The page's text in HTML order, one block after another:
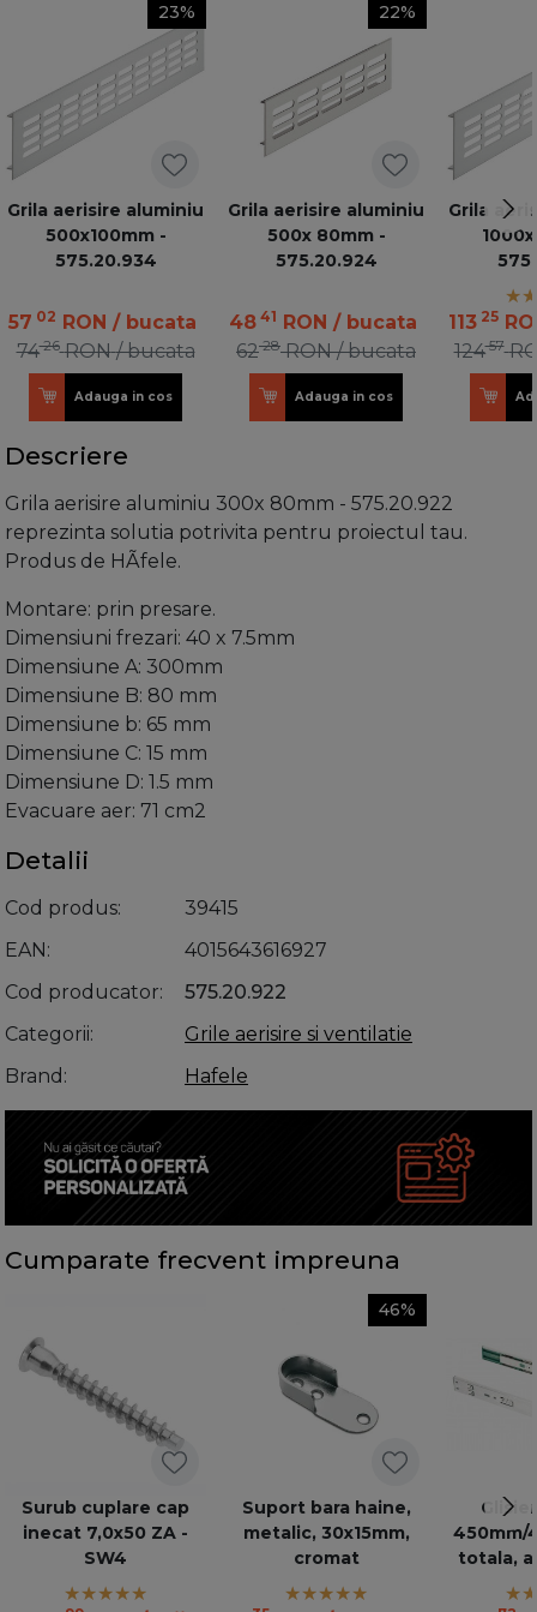
23%
Grila aerisire aluminiu
500x100mm -
575.20.934
57 02 RON / bucata
7426 RON / bucata
Adauga in cos
22%
Grila aerisire aluminiu
500x 80mm -
575.20.924
48 41 RON / bucata
6228 RON / bucata
Adauga in cos
Grila
113 25
12457
Descriere
Grila aerisire aluminiu 300x 80mm - 575.20.922
reprezinta solutia potrivita pentru proiectul tau.
Produs de HÃfele.
Montare: prin presare.
Dimensiuni frezari: 40 x 7.5mm
Dimensiune A: 300mm
Dimensiune B: 80 mm
Dimensiune b: 65 mm
Dimensiune C: 15 mm
Dimensiune D: 1.5 mm
Evacuare aer: 71 cm2
Detalii
Cod produs
39415
EAN
4015643616927
Cod producator
575.20.922
Categorii
Grile aerisire si ventilatie
Brand
Hafele
Cumparate frecvent impreuna
Surub cuplare cap
inecat 7,0x50 ZA -
SW4
46%
Suport bara haine,
metalic, 30x15mm,
cromat
450mm/
totala,